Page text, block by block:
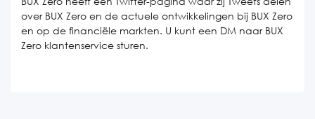
over BUX Zero en de actuele ontwikkelingen bij BUX Zero
en op de financiële markten. U kunt een DM naar BUX
Zero klantenservice sturen.